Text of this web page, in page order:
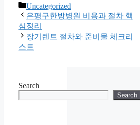
Categories
Uncategorized
은평구한방병원 비용과 절차 핵
심정리
장기렌트 절차와 준비물 체크리
스트
Search
Search